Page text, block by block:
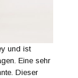
und ist
Eine sehr
Dieser